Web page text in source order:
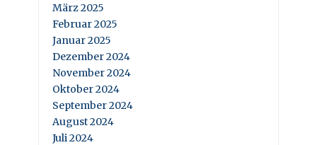
März 2025
Februar 2025
Januar 2025
Dezember 2024
November 2024
Oktober 2024
September 2024
August 2024
Juli 2024